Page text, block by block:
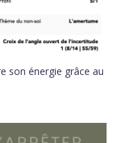
son énergie grâce au